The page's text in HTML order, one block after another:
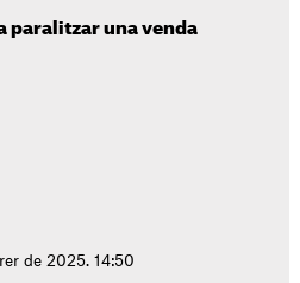
paralitzar una venda
de 2025. 14:50